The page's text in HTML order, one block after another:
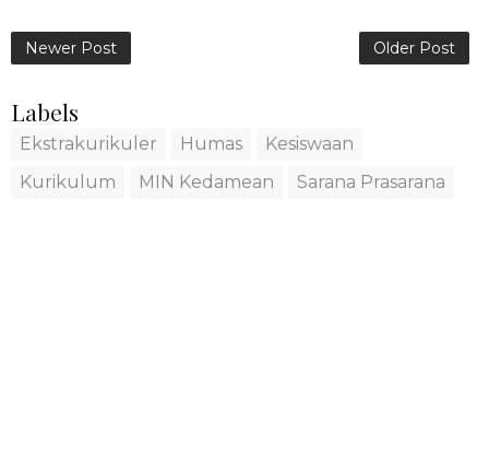
Newer Post Older Post
Labels
Ekstrakurikuler Humas
Kesiswaan
Kurikulum
MIN Kedamean Sarana Prasarana